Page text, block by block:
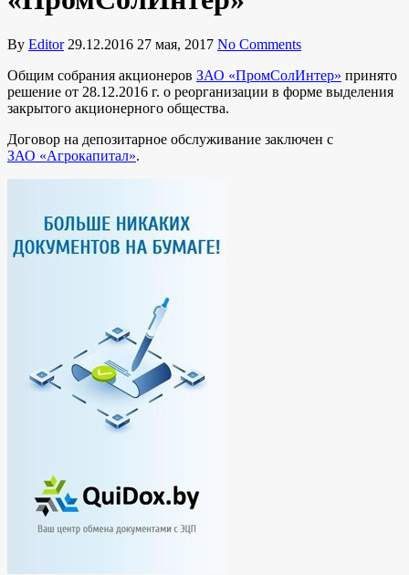
By Editor 29.12.2016 27 мая, 2017 No Comments
Общим собрания акционеров ЗАО «ПромСолИнтер» принято
решение от 28.12.2016 г. о реорганизации в форме выделения
закрытого акционерного общества.
Договор на депозитарное обслуживание заключен с
ЗАО «Агрокапитал».